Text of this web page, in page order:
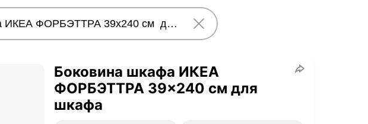
Боковина шкафа ИКЕА
ФОРБЭТТРА 39x240 см для
шкафа